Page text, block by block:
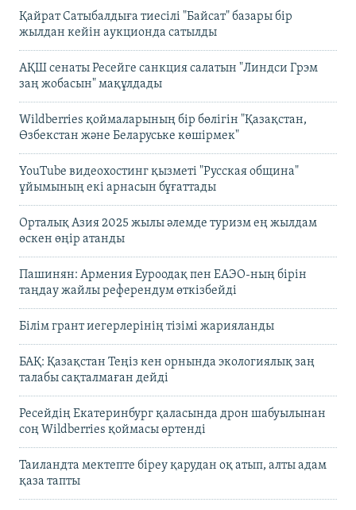
Қайрат Сатыбалдыға тиесілі "Байсат" базары бір
жылдан кейін аукционда сатылды
АҚШ сенаты Ресейге санкция салатын "Линдси Грэм
заң жобасын" мақұлдады
Wildberries қоймаларының бір бөлігін "Қазақстан,
Өзбекстан және Беларуське көшірмек"
YouTube видеохостинг қызметі "Русская община"
ұйымының екі арнасын бұғаттады
Орталық Азия 2025 жылы әлемде туризм ең жылдам
өскен өңір атанды
Пашинян: Армения Еуроодақ пен ЕАЭО-ның бірін
таңдау жайлы референдум өткізбейді
Білім грант иегерлерінің тізімі жарияланды
БАҚ: Қазақстан Теңіз кен орнында экологиялық заң
талабы сақталмаған дейді
Ресейдің Екатеринбург қаласында дрон шабуылынан
соң Wildberries қоймасы өртенді
Таиландта мектепте біреу қарудан оқ атып, алты адам
қаза тапты